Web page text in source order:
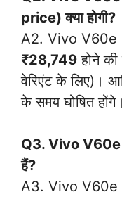
price) क्या होगी?
A2. Vivo V60e
₹28,749 होने
वेरिएंट के लिए)।
के समय घोषित होंगे।
Q3. Vivo V60e
हैं?
A3. Vivo V60e